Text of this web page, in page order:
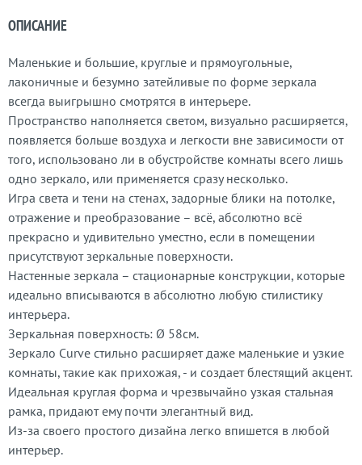
ОПИСАНИЕ
Маленькие и большие, круглые и прямоугольные,
лаконичные и безумно затейливые по форме зеркала
всегда выигрышно смотрятся в интерьере.
Пространство наполняется светом, визуально расширяется,
появляется больше воздуха и легкости вне зависимости от
того, использовано ли в обустройстве комнаты всего лишь
одно зеркало, или применяется сразу несколько.
Игра света и тени на стенах, задорные блики на потолке,
отражение и преобразование – всё, абсолютно всё
прекрасно и удивительно уместно, если в помещении
присутствуют зеркальные поверхности.
Настенные зеркала – стационарные конструкции, которые
идеально вписываются в абсолютно любую стилистику
интерьера.
Зеркальная поверхность: Ø 58см.
Зеркало Curve стильно расширяет даже маленькие и узкие
комнаты, такие как прихожая, - и создает блестящий акцент.
Идеальная круглая форма и чрезвычайно узкая стальная
рамка, придают ему почти элегантный вид.
Из-за своего простого дизайна легко впишется в любой
интерьер.